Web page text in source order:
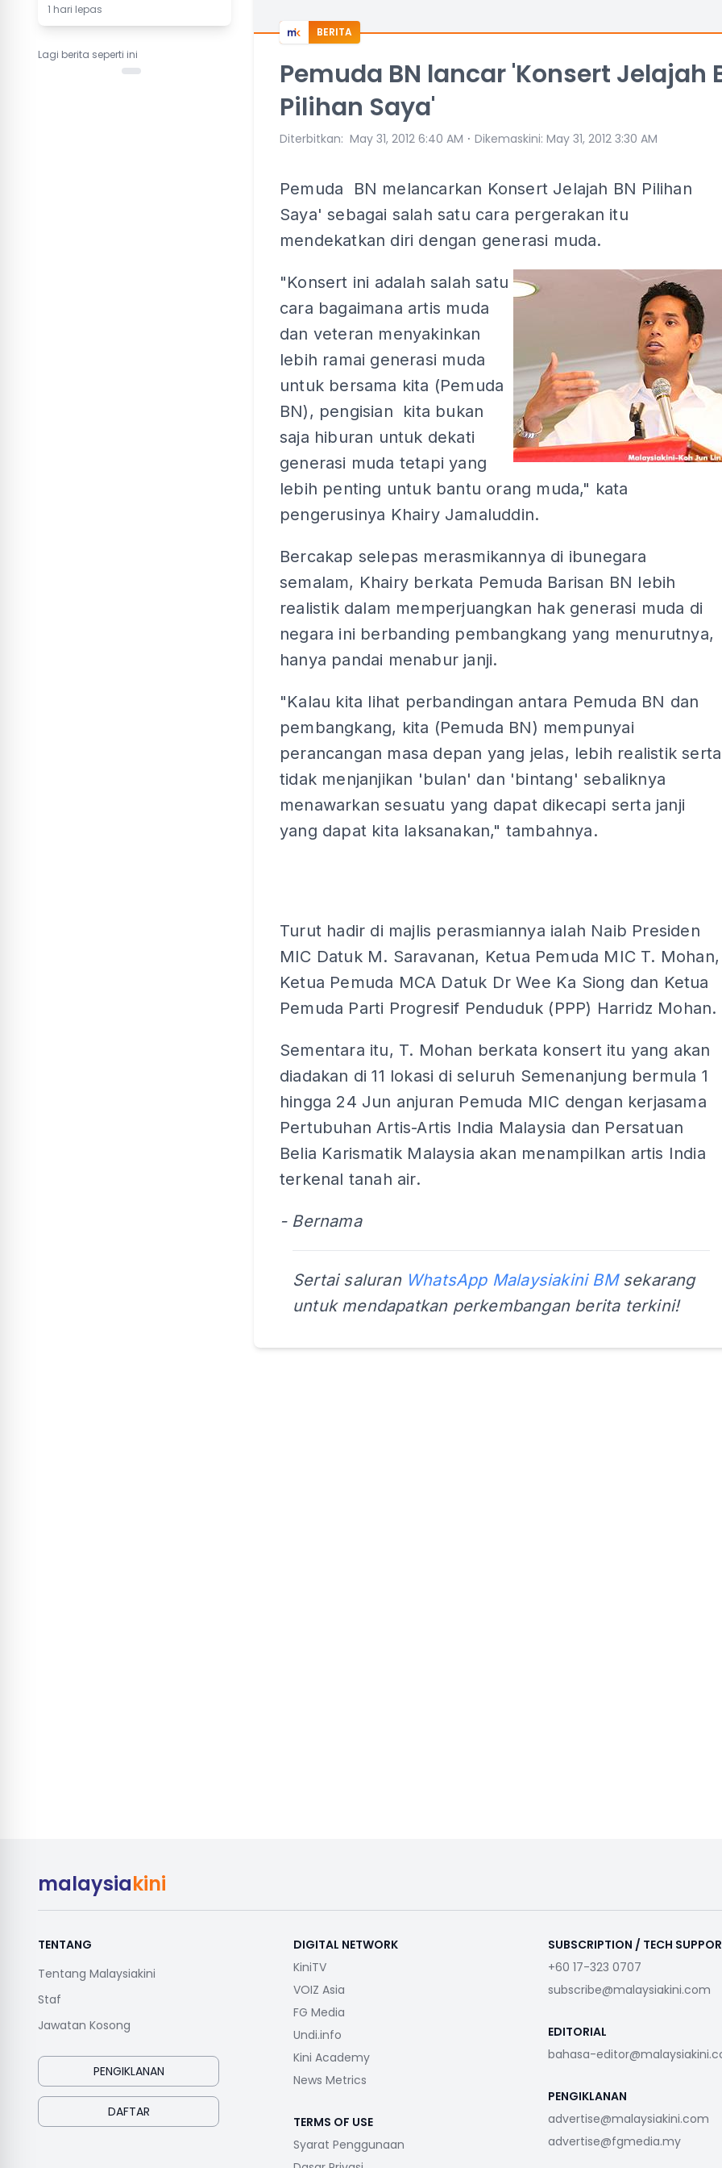
1 hari lepas
Lagi berita seperti ini
BERITA
Pemuda BN lancar 'Konsert Jelajah
Pilihan Saya'
Diterbitkan: May 31, 2012 6:40 AM ⋅ Dikemaskini: May 31, 2012 3:30 AM
Pemuda BN melancarkan Konsert Jelajah BN Pilihan
Saya' sebagai salah satu cara pergerakan itu
mendekatkan diri dengan generasi muda.
"Konsert ini adalah salah satu
cara bagaimana artis muda
dan veteran menyakinkan
lebih ramai generasi muda
untuk bersama kita (Pemuda
BN), pengisian kita bukan
saja hiburan untuk dekati
generasi muda tetapi yang
lebih penting untuk bantu orang muda," kata
pengerusinya Khairy Jamaluddin.
Bercakap selepas merasmikannya di ibunegara
semalam, Khairy berkata Pemuda Barisan BN lebih
realistik dalam memperjuangkan hak generasi muda di
negara ini berbanding pembangkang yang menurutnya,
hanya pandai menabur janji.
"Kalau kita lihat perbandingan antara Pemuda BN dan
pembangkang, kita (Pemuda BN) mempunyai
perancangan masa depan yang jelas, lebih realistik serta
tidak menjanjikan 'bulan' dan 'bintang' sebaliknya
menawarkan sesuatu yang dapat dikecapi serta janji
yang dapat kita laksanakan," tambahnya.
Turut hadir di majlis perasmiannya ialah Naib Presiden
MIC Datuk M. Saravanan, Ketua Pemuda MIC T. Mohan,
Ketua Pemuda MCA Datuk Dr Wee Ka Siong dan Ketua
Pemuda Parti Progresif Penduduk (PPP) Harridz Mohan.
Sementara itu, T. Mohan berkata konsert itu yang akan
diadakan di 11 lokasi di seluruh Semenanjung bermula 1
hingga 24 Jun anjuran Pemuda MIC dengan kerjasama
Pertubuhan Artis-Artis India Malaysia dan Persatuan
Belia Karismatik Malaysia akan menampilkan artis India
terkenal tanah air.
- Bernama
Sertai saluran WhatsApp Malaysiakini BMsekarang
untuk mendapatkan perkembangan berita terkini!
malaysiakini
TENTANG
Tentang Malaysiakini
Staf
Jawatan Kosong
PENGIKLANAN
DAFTAR
DIGITAL NETWORK
KiniTV
VOIZ Asia
FG Media
Undi.info
Kini Academy
News Metrics
TERMS OF USE
Syarat Penggunaan
SUBSCRIPTION / TECH
+60 17-323 0707
subscribe@malaysiakini.com
EDITORIAL
bahasa-
PENGIKLANAN
advertise@malaysiakini.com
advertise@fgmedia.my